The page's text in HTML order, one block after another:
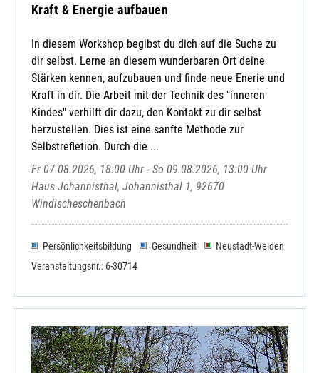
Kraft & Energie aufbauen
In diesem Workshop begibst du dich auf die Suche zu
dir selbst. Lerne an diesem wunderbaren Ort deine
Stärken kennen, aufzubauen und finde neue Enerie und
Kraft in dir. Die Arbeit mit der Technik des "inneren
Kindes" verhilft dir dazu, den Kontakt zu dir selbst
herzustellen. Dies ist eine sanfte Methode zur
Selbstrefletion. Durch die ...
Fr 07.08.2026, 18:00 Uhr - So 09.08.2026, 13:00 Uhr
Haus Johannisthal, Johannisthal 1, 92670
Windischeschenbach
Persönlichkeitsbildung Gesundheit
Neustadt-Weiden
Veranstaltungsnr.: 6-30714